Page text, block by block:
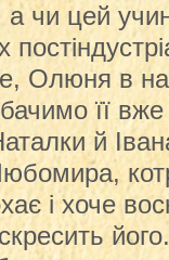
чи цей
Олюня в
її
й
і хоче